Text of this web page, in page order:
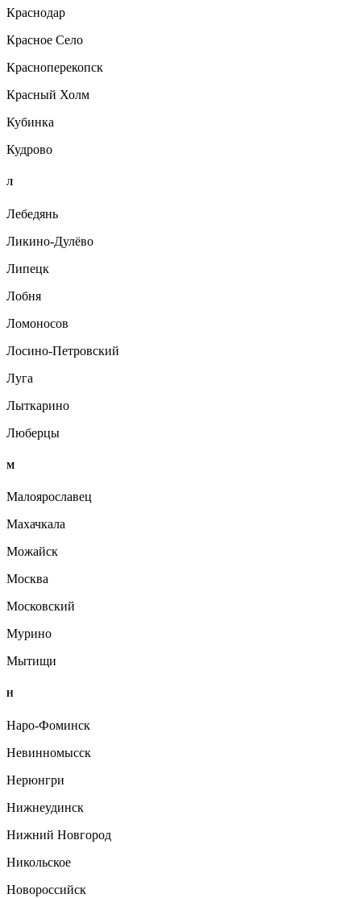
Краснодар
Красное Село
Красноперекопск
Красный Холм
Кубинка
Кудрово
Л
Лебедянь
Ликино-Дулёво
Липецк
Лобня
Ломоносов
Лосино-Петровский
Луга
Лыткарино
Люберцы
М
Малоярославец
Махачкала
Можайск
Москва
Московский
Мурино
Мытищи
Н
Наро-Фоминск
Невинномысск
Нерюнгри
Нижнеудинск
Нижний Новгород
Никольское
Новороссийск